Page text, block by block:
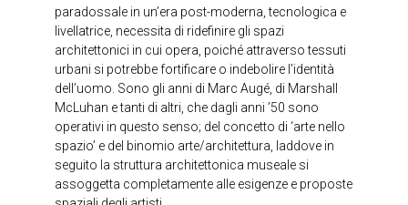
paradossale in un’era post-moderna, tecnologica e
livellatrice, necessita di ridefinire gli spazi
architettonici in cui opera, poiché attraverso tessuti
urbani si potrebbe fortificare o indebolire l’identità
dell’uomo. Sono gli anni di Marc Augé, di Marshall
McLuhan e tanti di altri, che dagli anni ’50 sono
operativi in questo senso; del concetto di ‘arte nello
spazio’ e del binomio arte/architettura, laddove in
seguito la struttura architettonica museale si
assoggetta completamente alle esigenze e proposte